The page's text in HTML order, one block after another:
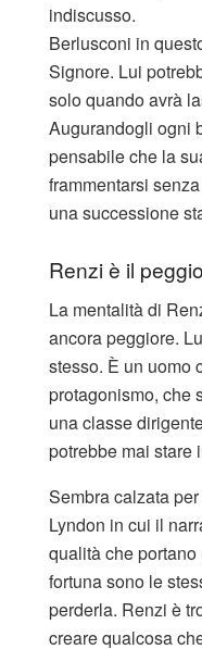
indiscusso.
Berlusconi in
Signore. Lui
solo quando avrà
Augurandogli ogni
pensabile che la
frammentarsi
una successione
Renzi è il
La mentalità di
ancora peggiore.
stesso. È un uomo
protagonismo, che
una classe
potrebbe mai stare
Sembra calzata
Lyndon in cui il
qualità che
fortuna sono le
perderla. Renzi è
creare qualcosa